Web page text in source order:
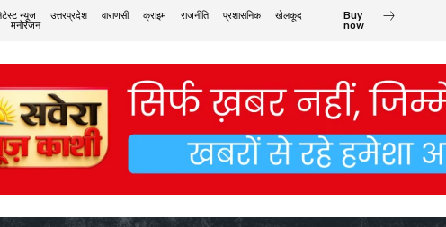
न्यूज उत्तरप्रदेश वाराणसी क्राइम राजनीति प्रशासनिक
खेलकूद
मनोरंजन
Buy
now